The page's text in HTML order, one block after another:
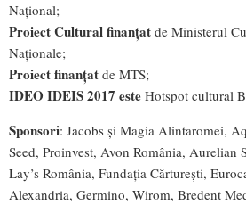
Național;
Proiect Cultural finanțat de Ministerul
Naționale;
Proiect finanțat de MTS;
IDEO IDEIS 2017 este Hotspot cultural
Sponsori: Jacobs și Magia Alintaromei,
Seed, Proinvest, Avon România, Aurelian
Lay’s România, Fundația Cărturești,
Alexandria, Germino, Wirom, Bredent